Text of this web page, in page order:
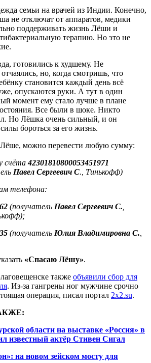
семьи на врачей из Индии. Конечно,
не отключат от аппаратов, медики
поддерживать жизнь Лёши и
терапию. Но это не
готовились к худшему. Не
но, когда смотришь, что
становится каждый день всё
опускаются руки. А тут в один
момент ему стало лучше в плане
Все были в шоке. Никто
Но Лёшка очень сильный, и он
бороться за его жизнь.
можно перевести любую сумму:
счёта42301810800053451971
Павел Сергеевич С., Тинькофф)
телефона:
(получатель Павел Сергеевич С.
(получатель Юлия Владимировна С.
«Спасаю Лёшу».
также объявили сбор для
. Из-за гангрены ног мужчине срочно
операция, писал портал 2x2.su.
области на выставке «Россия» в
известный актёр Стивен Сигал
на новом зейском мосту для